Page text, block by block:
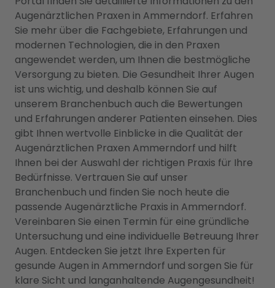
Augenärztlichen Praxen in Ammerndorf. Erfahren
Sie mehr über die Fachgebiete, Erfahrungen und
modernen Technologien, die in den Praxen
angewendet werden, um Ihnen die bestmögliche
Versorgung zu bieten. Die Gesundheit Ihrer Augen
ist uns wichtig, und deshalb können Sie auf
unserem Branchenbuch auch die Bewertungen
und Erfahrungen anderer Patienten einsehen. Dies
gibt Ihnen wertvolle Einblicke in die Qualität der
Augenärztlichen Praxen Ammerndorf und hilft
Ihnen bei der Auswahl der richtigen Praxis für Ihre
Bedürfnisse. Vertrauen Sie auf unser
Branchenbuch und finden Sie noch heute die
passende Augenärztliche Praxis in Ammerndorf.
Vereinbaren Sie einen Termin für eine gründliche
Untersuchung und eine individuelle Betreuung Ihrer
Augen. Entdecken Sie jetzt Ihre Experten für
gesunde Augen in Ammerndorf und sorgen Sie für
klare Sicht und langanhaltende Augengesundheit!